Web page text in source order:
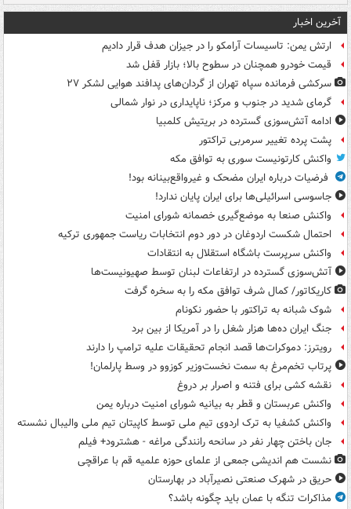
آخرین اخبار
ارتش یمن: تاسیسات آرامکو را در جیزان هدف قرار دادیم
قیمت خودرو همچنان در سطوح بالا؛ بازار قفل شد
سرکشی فرمانده سپاه تهران از گردان‌های پدافند هوایی لشکر ۲۷
گرمای شدید در جنوب و مرکز؛ ناپایداری در نوار شمالی
ادامه آتش‌سوزی گسترده در بریتیش کلمبیا
پشت پرده تغییر سرمربی تراکتور
واکنش کارتونیست سوری به توافق مکه
فرضیات درباره ایران مضحک و غیرواقع‌بینانه بود!
جاسوسی اسرائیلی‌ها برای ایران پایان ندارد!
واکنش صنعا به موضع‌گیری خصمانه شورای امنیت
احتمال شکست اردوغان در دور دوم انتخابات ریاست جمهوری ترکیه
واکنش سرپرست باشگاه استقلال به انتقادات
آتش‌سوزی گسترده در ارتفاعات لبنان توسط صهیونیست‌ها
کاریکاتور/ کمال شرف توافق مکه را به سخره گرفت
شوک شبانه به تراکتور با حضور نکونام
جنگ ایران ده‌ها هزار شغل را در آمریکا از بین برد
رویترز: دموکرات‌ها قصد انجام تحقیقات علیه ترامپ را دارند
پرتاب تخم‌مرغ به سمت نخست‌وزیر کوزوو در وسط پارلمان!
نقشه کشی برای فتنه و اصرار بر دروغ
واکنش عربستان و قطر به بیانیه شورای امنیت درباره یمن
واکنش کشفیا به ترک اردوی تیم ملی توسط کاپیتان تیم ملی والیبال نشسته
جان باختن چهار نفر در سانحه رانندگی مراغه - هشترود+ فیلم
نشست هم اندیشی جمعی از علمای حوزه علمیه قم با عراقچی
حریق در شهرک صنعتی نصیرآباد در بهارستان
مذاکرات تنگه با عمان باید چگونه باشد؟